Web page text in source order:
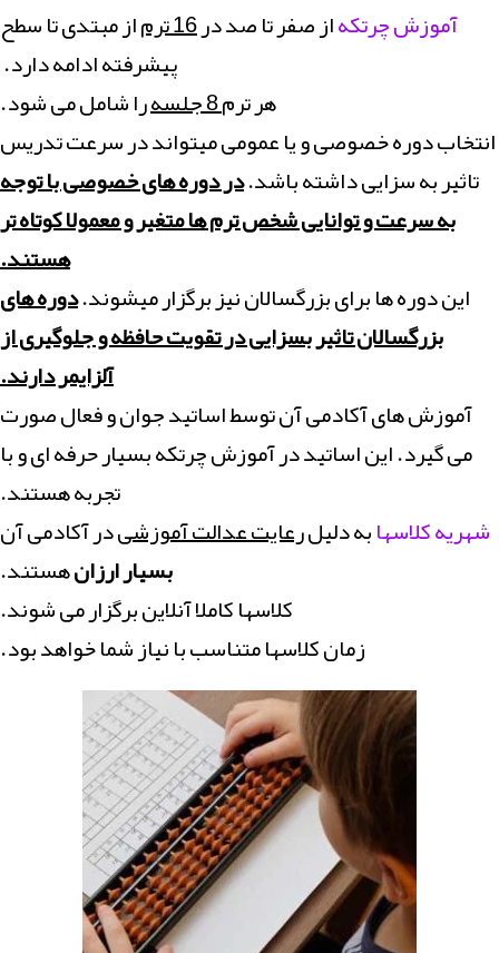
آموزش چرتکهاز صفر تا صد در16 ترم
از مبتدی تا سطح
پیشرفته ادامه دارد.
هر ترم8 جلسه
را شامل می شود.
انتخاب دوره خصوصی و یا عمومی میتواند در سرعت تدریس
تاثیر به سزایی داشته باشد.در دوره های خصوصی با توجه
به سرعت و توانایی شخص ترم ها متغیر و معمولا کوتاه تر
هستند.
این دوره ها برای بزرگسالان نیز برگزار میشوند.دوره های
بزرگسالان تاثیر بسزایی در تقویت حافظه و جلوگیری از
آلزایمر دارند.
آموزش های آکادمی آن توسط اساتید جوان و فعال صورت
می گیرد. این اساتید در آموزش چرتکه بسیار حرفه ای و با
تجربه هستند.
شهریه کلاسهابه دلیلرعایت عدالت آموزشیدر آکادمی آن
بسیار ارزانهستند.
کلاسها کاملا آنلاین برگزار می شوند.
زمان کلاسها متناسب با نیاز شما خواهد بود.